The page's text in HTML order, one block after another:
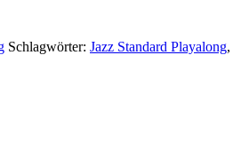
Schlagwörter: Jazz Standard Playalong,